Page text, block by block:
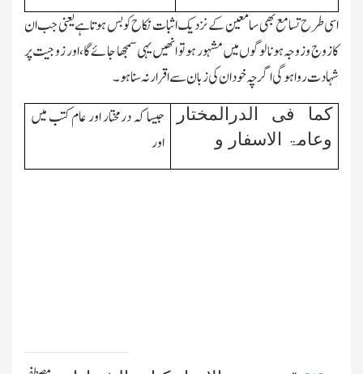
اسی طرح تسامع بھی سامعین کے نزدیك اثبات نکاح کو بس ہوتا ہے یعنی جب ان
کا زوج وزوجہ ہونا لوگوں میں مشہور ہو تو انھیں یہی سمجھا جائے گا،اور زوجیت پر
شہادت رواہوگی اگرچہ خود ان کی زبان سے اقرار نہ سنا ہو۔
کما فی الدرالمختار
وعامۃ الاسفار و
جیسا کہ درمختار اور عام کتب میں
اور